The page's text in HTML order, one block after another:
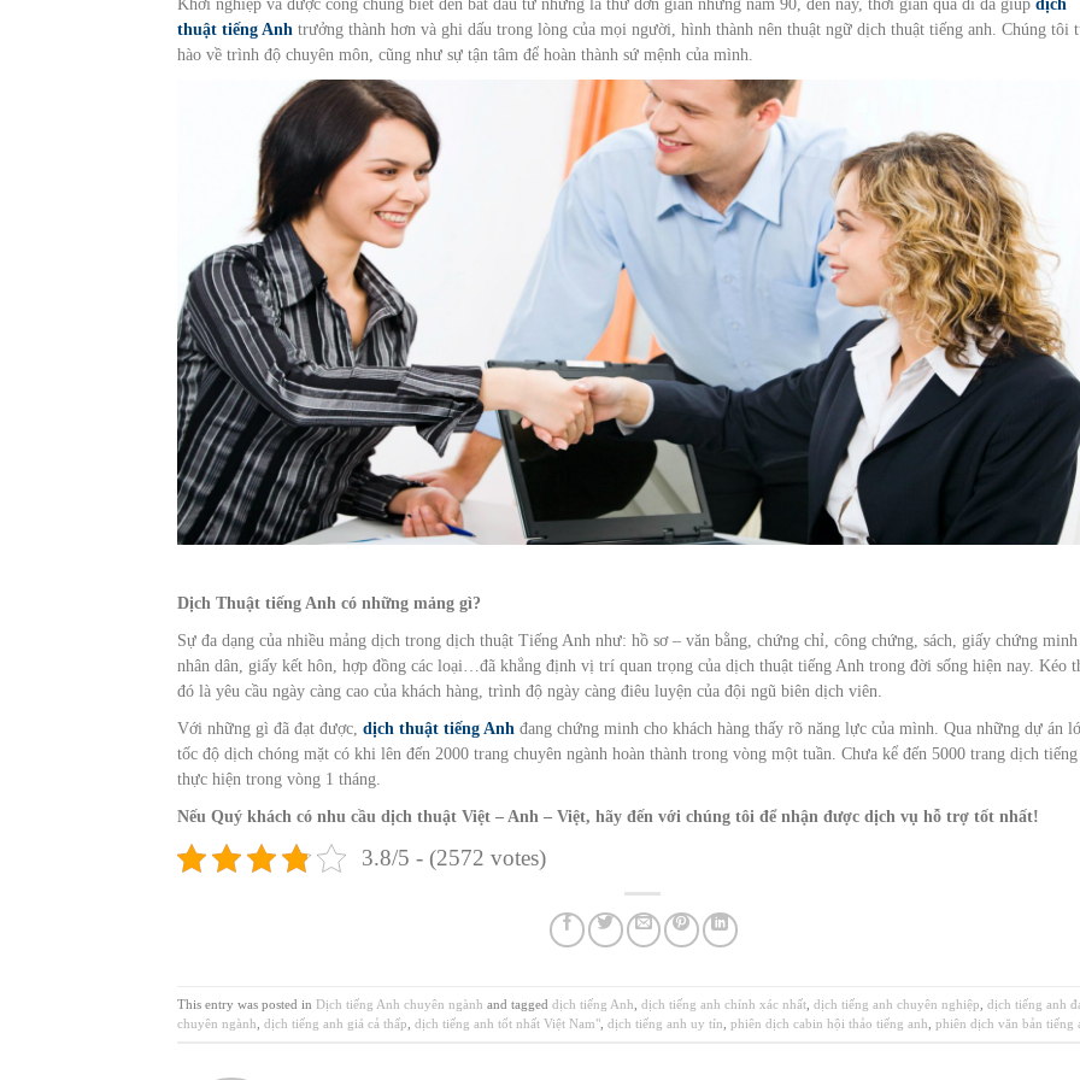
Khởi nghiệp và được công chúng biết đến bắt đầu từ những lá thư đơn giản những năm 90, đến nay, thời gian qua đi đã giúp dịch
thuật tiếng Anh trưởng thành hơn và ghi dấu trong lòng của mọi người, hình thành nên thuật ngữ dịch thuật tiếng anh. Chúng tôi
hào về trình độ chuyên môn, cũng như sự tận tâm để hoàn thành sứ mệnh của mình.
Dịch Thuật tiếng Anh có những mảng gì?
Sự đa dạng của nhiều mảng dịch trong dịch thuật Tiếng Anh như: hồ sơ – văn bằng, chứng chỉ, công chứng, sách, giấy chứng minh
nhân dân, giấy kết hôn, hợp đồng các loại…đã khẳng định vị trí quan trọng của dịch thuật tiếng Anh trong đời sống hiện nay. Kéo
đó là yêu cầu ngày càng cao của khách hàng, trình độ ngày càng điêu luyện của đội ngũ biên dịch viên.
Với những gì đã đạt được, dịch thuật tiếng Anh đang chứng minh cho khách hàng thấy rõ năng lực của mình. Qua những dự án
tốc độ dịch chóng mặt có khi lên đến 2000 trang chuyên ngành hoàn thành trong vòng một tuần. Chưa kể đến 5000 trang dịch tiếng
thực hiện trong vòng 1 tháng.
Nếu Quý khách có nhu cầu dịch thuật Việt – Anh – Việt, hãy đến với chúng tôi để nhận được dịch vụ hỗ trợ tốt nhất!
3.8/5 - (2572 votes)
This entry was posted in Dịch tiếng Anh chuyên ngành and tagged dịch tiếng Anh dịch tiếng anh chính xác nhất dịch tiếng anh chuyên nghiệp dịch tiếng anh
chuyên ngành dịch tiếng anh giá cả thấp dịch tiếng anh tốt nhất Việt Nam" dịch tiếng anh uy tín phiên dịch cabin hội thảo tiếng anh phiên dịch văn bản tiếng